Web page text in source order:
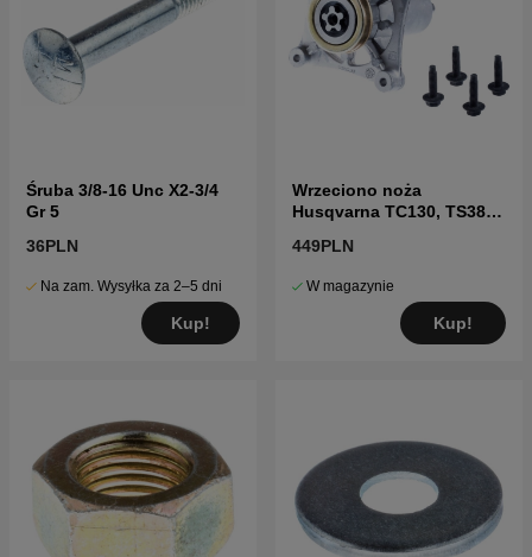
Śruba 3/8-16 Unc X2-3/4
Gr 5
36PLN
Na zam. Wysyłka za 2–5 dni
Kup!
Wrzeciono noża
Husqvarna TC130, TS38,
inne
449PLN
W magazynie
Kup!